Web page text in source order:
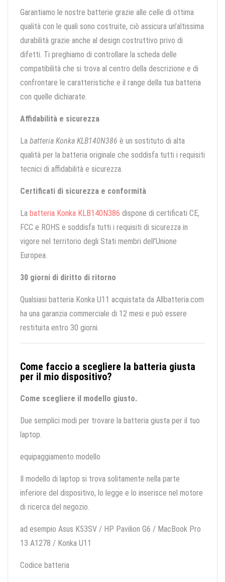
Garantiamo le nostre batterie grazie alle celle di ottima
qualità con le quali sono costruite, ciò assicura un’altissima
durabilità grazie anche al design costruttivo privo di
difetti. Ti preghiamo di controllare la scheda delle
compatibilità che si trova al centro della descrizione e di
confrontare le caratteristiche e il range della tua batteria
con quelle dichiarate.
Affidabilità e sicurezza
La batteria Konka KLB140N386 è un sostituto di alta
qualità per la batteria originale che soddisfa tutti i requisiti
tecnici di affidabilità e sicurezza.
Certificati di sicurezza e conformità
La batteria Konka KLB140N386 dispone di certificati CE,
FCC e ROHS e soddisfa tutti i requisiti di sicurezza in
vigore nel territorio degli Stati membri dell'Unione
Europea.
30 giorni di diritto di ritorno
Qualsiasi batteria Konka U11 acquistata da Allbatteria.com
ha una garanzia commerciale di 12 mesi e può essere
restituita entro 30 giorni.
Come faccio a scegliere la batteria giusta
per il mio dispositivo?
Come scegliere il modello giusto.
Due semplici modi per trovare la batteria giusta per il tuo
laptop.
equipaggiamento modello
Il modello di laptop si trova solitamente nella parte
inferiore del dispositivo, lo legge e lo inserisce nel motore
di ricerca del negozio.
ad esempio Asus K53SV / HP Pavilion G6 / MacBook Pro
13 A1278 / Konka U11
Codice batteria